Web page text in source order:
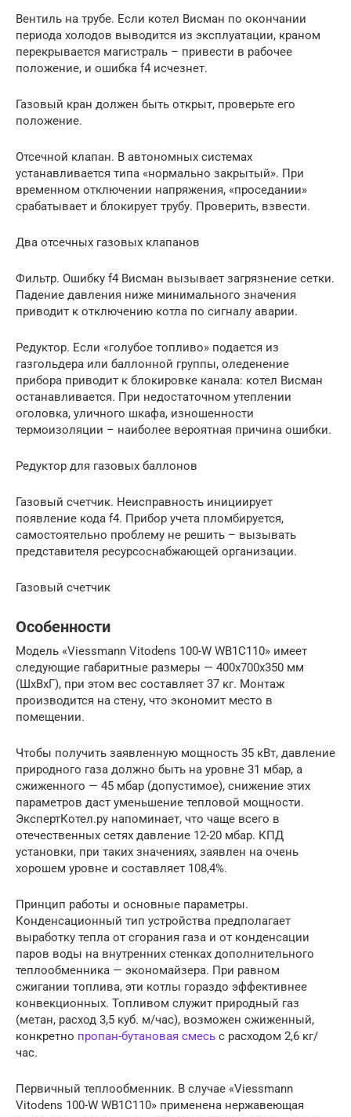
Вентиль на трубе. Если котел Висман по окончании
периода холодов выводится из эксплуатации, краном
перекрывается магистраль – привести в рабочее
положение, и ошибка f4 исчезнет.
Газовый кран должен быть открыт, проверьте его
положение.
Отсечной клапан. В автономных системах
устанавливается типа «нормально закрытый». При
временном отключении напряжения, «проседании»
срабатывает и блокирует трубу. Проверить, взвести.
Два отсечных газовых клапанов
Фильтр. Ошибку f4 Висман вызывает загрязнение сетки.
Падение давления ниже минимального значения
приводит к отключению котла по сигналу аварии.
Редуктор. Если «голубое топливо» подается из
газгольдера или баллонной группы, оледенение
прибора приводит к блокировке канала: котел Висман
останавливается. При недостаточном утеплении
оголовка, уличного шкафа, изношенности
термоизоляции – наиболее вероятная причина ошибки.
Редуктор для газовых баллонов
Газовый счетчик. Неисправность инициирует
появление кода f4. Прибор учета пломбируется,
самостоятельно проблему не решить – вызывать
представителя ресурсоснабжающей организации.
Газовый счетчик
Особенности
Модель «Viessmann Vitodens 100-W WB1C110» имеет
следующие габаритные размеры — 400x700x350 мм
(ШхВхГ), при этом вес составляет 37 кг. Монтаж
производится на стену, что экономит место в
помещении.
Чтобы получить заявленную мощность 35 кВт, давление
природного газа должно быть на уровне 31 мбар, а
сжиженного — 45 мбар (допустимое), снижение этих
параметров даст уменьшение тепловой мощности.
ЭкспертКотел.ру напоминает, что чаще всего в
отечественных сетях давление 12-20 мбар. КПД
установки, при таких значениях, заявлен на очень
хорошем уровне и составляет 108,4%.
Принцип работы и основные параметры.
Конденсационный тип устройства предполагает
выработку тепла от сгорания газа и от конденсации
паров воды на внутренних стенках дополнительного
теплообменника — экономайзера. При равном
сжигании топлива, эти котлы гораздо эффективнее
конвекционных. Топливом служит природный газ
(метан, расход 3,5 куб. м/час), возможен сжиженный,
конкретно пропан-бутановая смесь с расходом 2,6 кг/
час.
Первичный теплообменник. В случае «Viessmann
Vitodens 100-W WB1C110» применена нержавеющая